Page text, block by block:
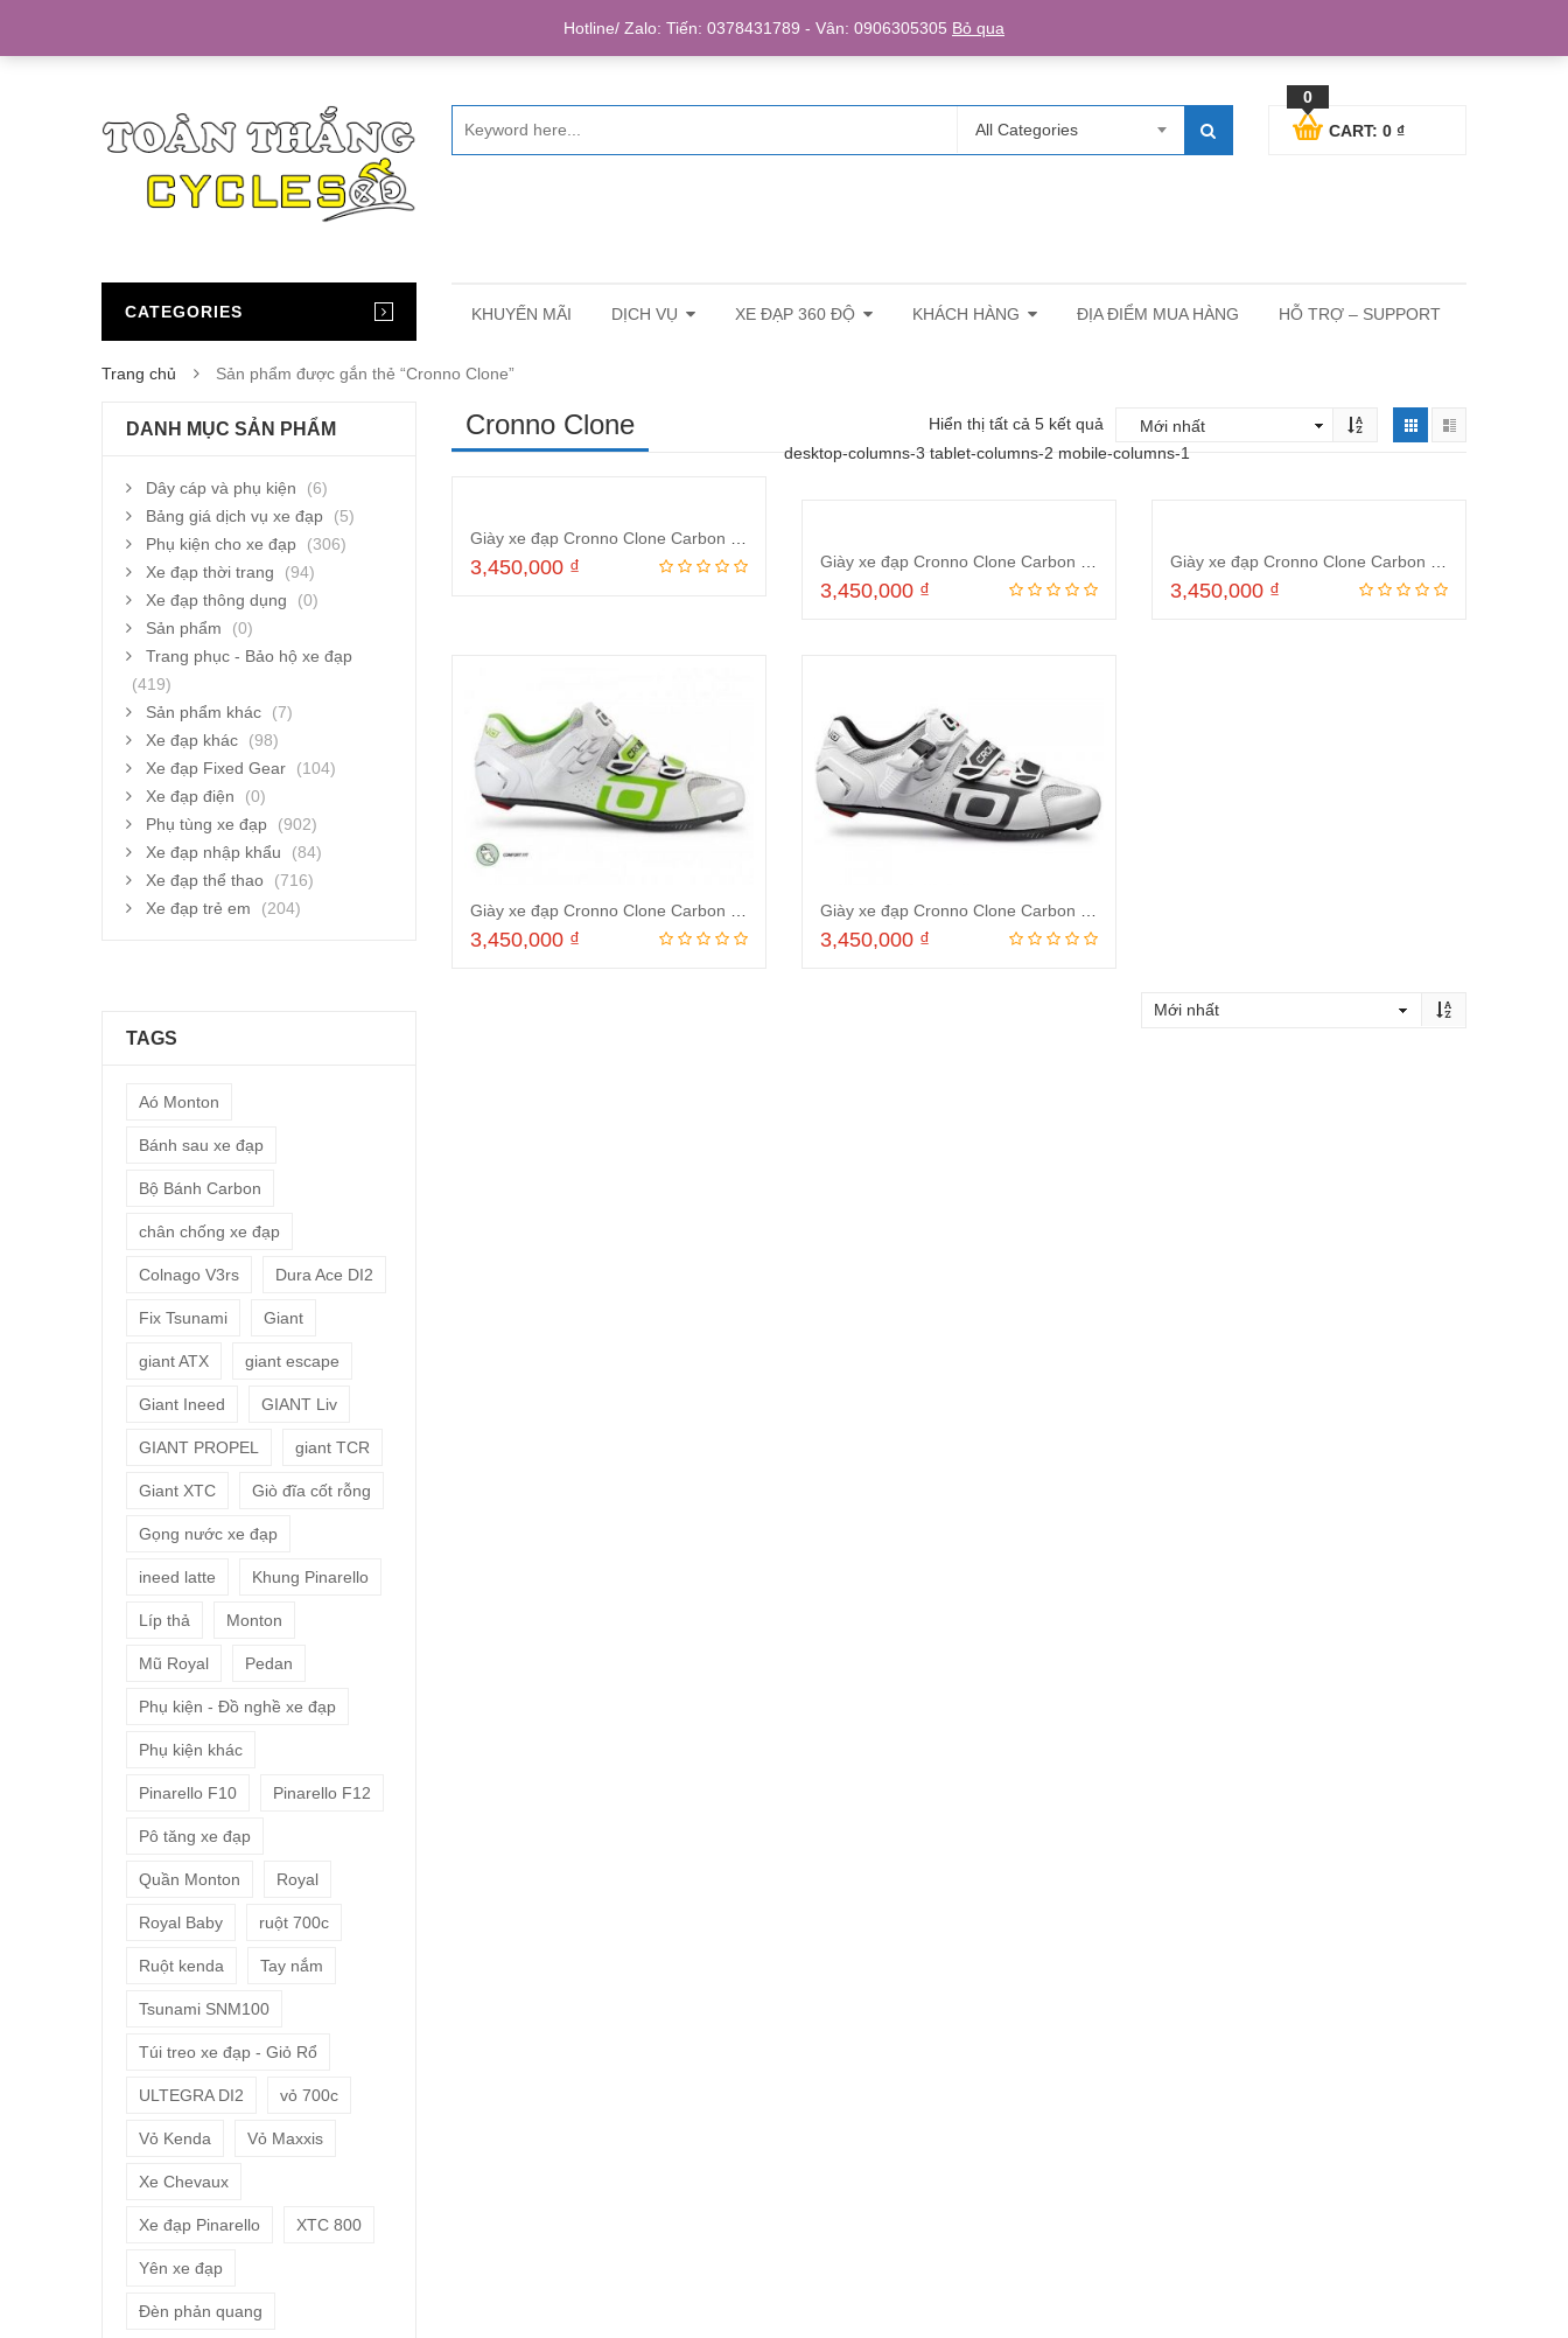
Login/Register
All Categories
0
CART: 0 ₫
CATEGORIES KHUYẾN MÃI DỊCH VỤ XE ĐẠP 360 ĐỘ KHÁCH HÀNG ĐỊA ĐIỂM MUA HÀNG HỖ TRỢ – SUPPORT
Trang chủ Sản phẩm được gắn thẻ “Cronno Clone”
Cronno Clone
Hiển thị tất cả 5 kết quả
desktop-columns-3 tablet-columns-2 mobile-columns-1
3,450,000 ₫
3,450,000 ₫ 3,450,000 ₫
3,450,000 ₫ 3,450,000 ₫
DANH MỤC SẢN PHẨM
Dây cáp và phụ kiện
(6)
Bảng giá dịch vụ xe đạp
(5)
Phụ kiện cho xe đạp
(306)
Xe đạp thời trang
(94)
Xe đạp thông dụng
(0)
Sản phẩm
(0)
Trang phục - Bảo hộ xe đạp
(419)
Sản phẩm khác
(7)
Xe đạp khác
(98)
Xe đạp Fixed Gear
(104)
Xe đạp điện
(0)
Phụ tùng xe đạp
(902)
Xe đạp nhập khẩu
(84)
Xe đạp thể thao
(716)
Xe đạp trẻ em
(204)
TAGS
Aó Monton
Bánh sau xe đạp
Bộ Bánh Carbon
chân chống xe đạp
Colnago V3rs Dura Ace DI2
Fix Tsunami Giant
giant ATX giant escape
Giant Ineed GIANT Liv
GIANT PROPEL giant TCR
Giant XTC Giò đĩa cốt rỗng
Gọng nước xe đạp
ineed latte Khung Pinarello
Líp thả Monton
Mũ Royal Pedan
Phụ kiện - Đồ nghề xe đạp
Phụ kiện khác
Pinarello F10 Pinarello F12
Pô tăng xe đạp
Quần Monton Royal
Royal Baby ruột 700c
Ruột kenda Tay nắm
Tsunami SNM100
Túi treo xe đạp - Giỏ Rổ
ULTEGRA DI2 vỏ 700c
Vỏ Kenda Vỏ Maxxis
Xe Chevaux
Xe đạp Pinarello XTC 800
Yên xe đạp
Đèn phản quang
Hotline/ Zalo: Tiến: 0378431789 - Vân: 0906305305 Bỏ qua